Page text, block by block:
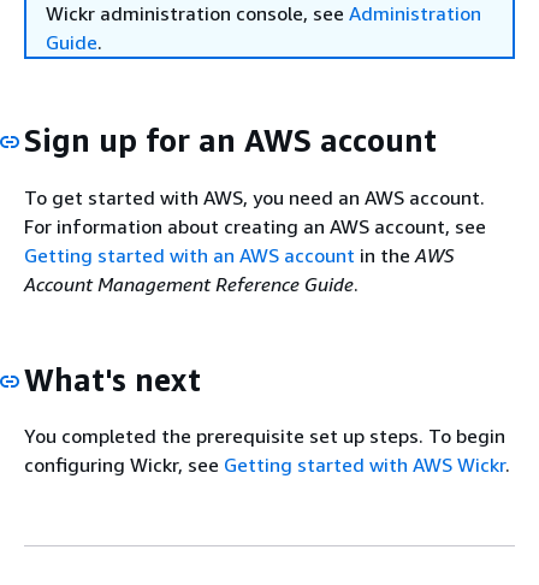
Wickr administration console, see Administration
Guide.
Sign up for an AWS account
To get started with AWS, you need an AWS account.
For information about creating an AWS account, see
Getting started with an AWS account in the AWS
Account Management Reference Guide.
What's next
You completed the prerequisite set up steps. To begin
configuring Wickr, see Getting started with AWS Wickr.